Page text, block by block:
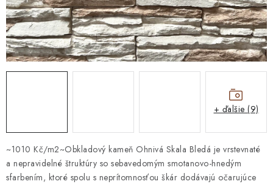
VZORKOVÉ OBKLADY
~1010 Kč/m2~Obkladový kameň Ohnivá Skala Bledá je vrstevnaté
a nepravidelné štruktúry so sebavedomým smotanovo-hnedým
sfarbením, ktoré spolu s neprítomnosťou škár dodávajú očarujúce
+ ďalšie (9)